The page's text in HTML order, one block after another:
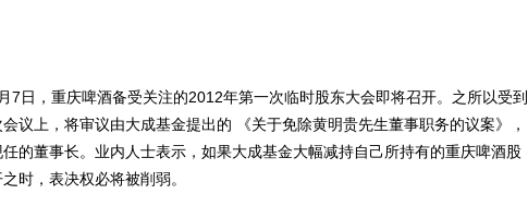
，重庆啤酒备受关注的2012年第一次临时股东大会即将召开。之所以受到
议上，将审议由大成基金提出的 《关于免除黄明贵先生董事职务的议案》，
的董事长。业内人士表示，如果大成基金大幅减持自己所持有的重庆啤酒股
时，表决权必将被削弱。